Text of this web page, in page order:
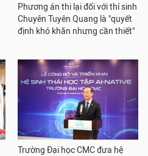
Phương án thi lại đối với thí sinh
Chuyên Tuyên Quang là "quyết
định khó khăn nhưng cần thiết"
Trường Đại học CMC đưa hệ